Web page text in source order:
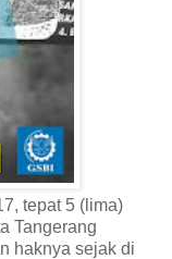
tepat 5 (lima)
Tangerang
haknya sejak di